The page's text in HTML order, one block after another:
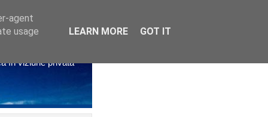
în viziune privată
agent
usage
LEARN MORE GOT IT